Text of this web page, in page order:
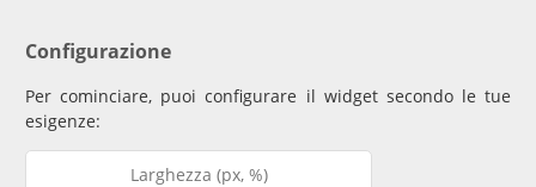
Configurazione
Per cominciare, puoi configurare il widget secondo le tue
esigenze: